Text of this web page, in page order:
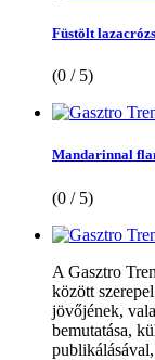
Füstölt
(0 / 5)
Mandarinnal
(0 / 5)
A Gasztro
között
jövőjének,
bemutatása,